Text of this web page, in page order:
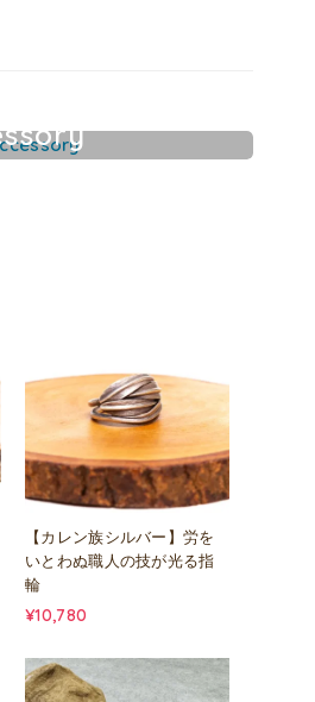
【カレン族シルバー】労を
いとわぬ職人の技が光る指
輪
¥10,780